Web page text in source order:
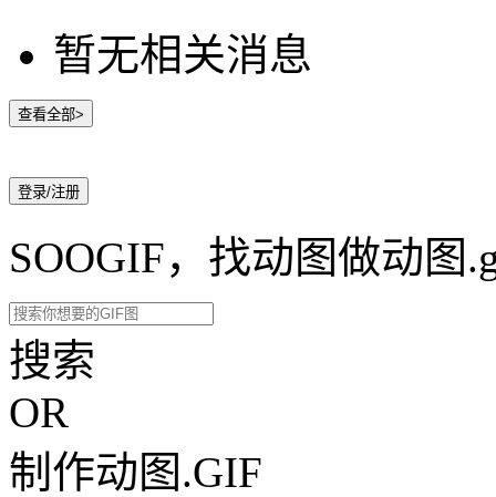
暂无相关消息
查看全部>
登录/注册
SOOGIF，找动图做动图
搜索
OR
制作动图.GIF